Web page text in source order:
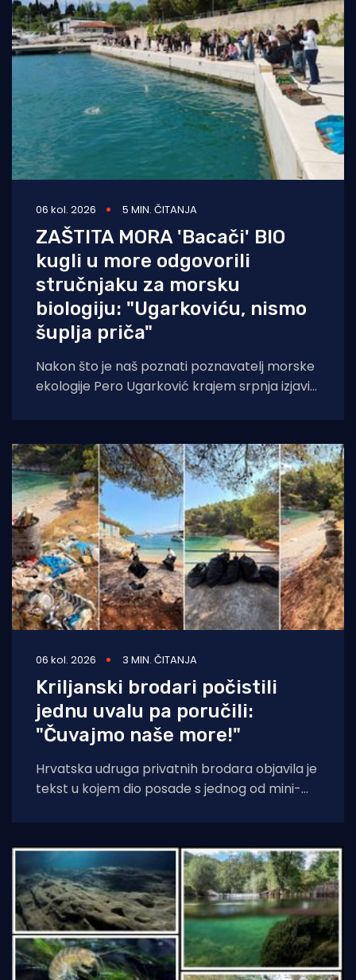
06 kol. 2026 5 MIN. ČITANJA
ZAŠTITA MORA 'Bacači' BIO
kugli u more odgovorili
stručnjaku za morsku
biologiju: "Ugarkoviću, nismo
šuplja priča"
Nakon što je naš poznati poznavatelj morske
ekologije Pero Ugarković krajem srpnja izjavio
06 kol. 2026 3 MIN. ČITANJA
Kriljanski brodari počistili
jednu uvalu pa poručili:
"Čuvajmo naše more!"
Hrvatska udruga privatnih brodara objavila je
tekst u kojem dio posade s jednog od mini-